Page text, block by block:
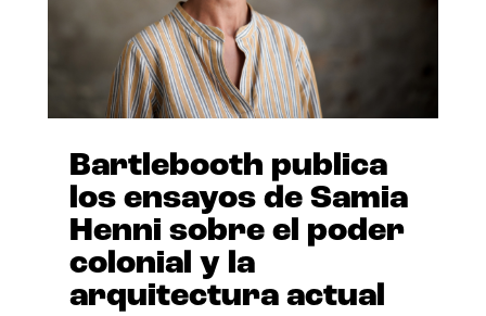
Bartlebooth publica
los ensayos de Samia
Henni sobre el poder
colonial y la
arquitectura actual